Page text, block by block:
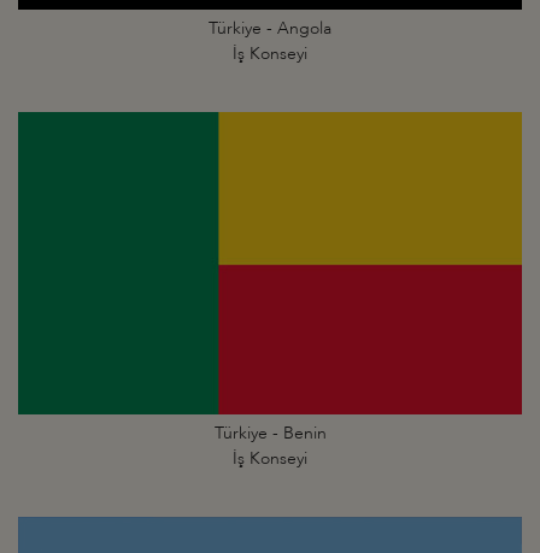
Türkiye - Angola
İş Konseyi
Türkiye - Benin
İş Konseyi